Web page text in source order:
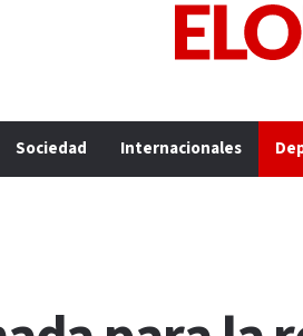
Sociedad Internacionales